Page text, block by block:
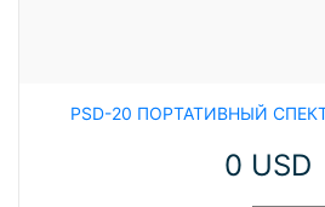
PSD-20 ПОРТАТИВНЫЙ
0 USD